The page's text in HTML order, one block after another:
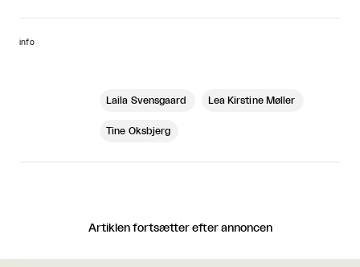
info
Laila Svensgaard Lea Kirstine Møller
Tine Oksbjerg
Artiklen fortsætter efter annoncen